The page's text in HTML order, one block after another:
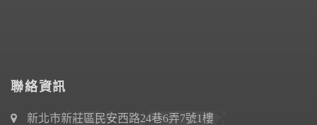
聯絡資訊
新北市新莊區民安西路24巷6弄7號1樓